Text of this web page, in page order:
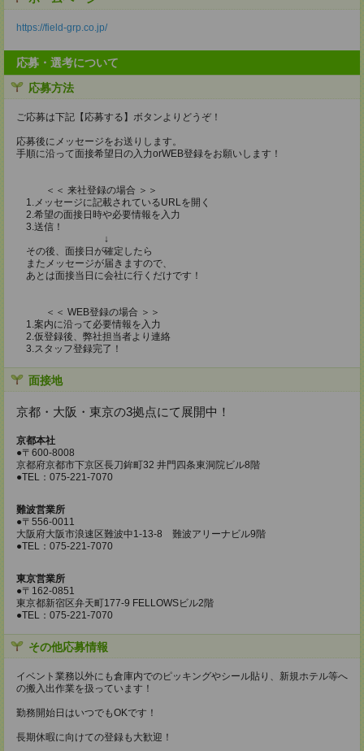
https://field-grp.co.jp/
応募・選考について
応募方法
ご応募は下記【応募する】ボタンよりどうぞ！
応募後にメッセージをお送りします。
手順に沿って面接希望日の入力orWEB登録をお願いします！
＜＜ 来社登録の場合 ＞＞
1.メッセージに記載されているURLを開く
2.希望の面接日時や必要情報を入力
3.送信！
↓
その後、面接日が確定したら
またメッセージが届きますので、
あとは面接当日に会社に行くだけです！
＜＜ WEB登録の場合 ＞＞
1.案内に沿って必要情報を入力
2.仮登録後、弊社担当者より連絡
3.スタッフ登録完了！
面接地
京都・大阪・東京の3拠点にて展開中！
京都本社
●〒600-8008
京都府京都市下京区長刀鉾町32 井門四条東洞院ビル8階
●TEL：075-221-7070
難波営業所
●〒556-0011
大阪府大阪市浪速区難波中1-13-8 難波アリーナビル9階
●TEL：075-221-7070
東京営業所
●〒162-0851
東京都新宿区弁天町177-9 FELLOWSビル2階
●TEL：075-221-7070
その他応募情報
イベント業務以外にも倉庫内でのピッキングやシール貼り、新規ホテル等へ
の搬入出作業を扱っています！
勤務開始日はいつでもOKです！
長期休暇に向けての登録も大歓迎！